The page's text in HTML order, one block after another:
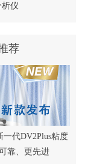
仪
荐
代DV2Plus粘度
靠、更先进